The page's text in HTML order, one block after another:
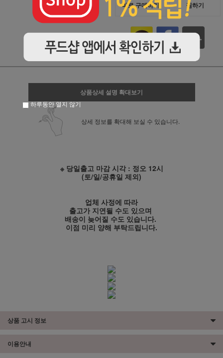
바로 구매하기 찜하기
상품상세 설명 확대보기
상세 정보를 확대해 보실 수 있습니다.
※ 당일출고 마감 시각 : 정오 12시
(토/일/공휴일 제외)
업체 사정에 따라
출고가 지연될 수도 있으며
배송이 늦어질 수도 있습니다.
이점 미리 양해 부탁드립니다.
상품 고시 정보
이용안내
하루동안 열지 않기